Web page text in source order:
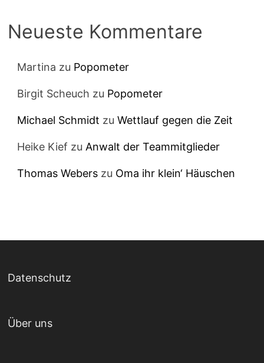
Neueste Kommentare
Martina zu Popometer
Birgit Scheuch zu Popometer
Michael Schmidt zuWettlauf gegen die Zeit
Heike Kief zu Anwalt der Teammitglieder
Thomas Webers zu Oma ihr klein‘ Häuschen
Datenschutz
Über uns